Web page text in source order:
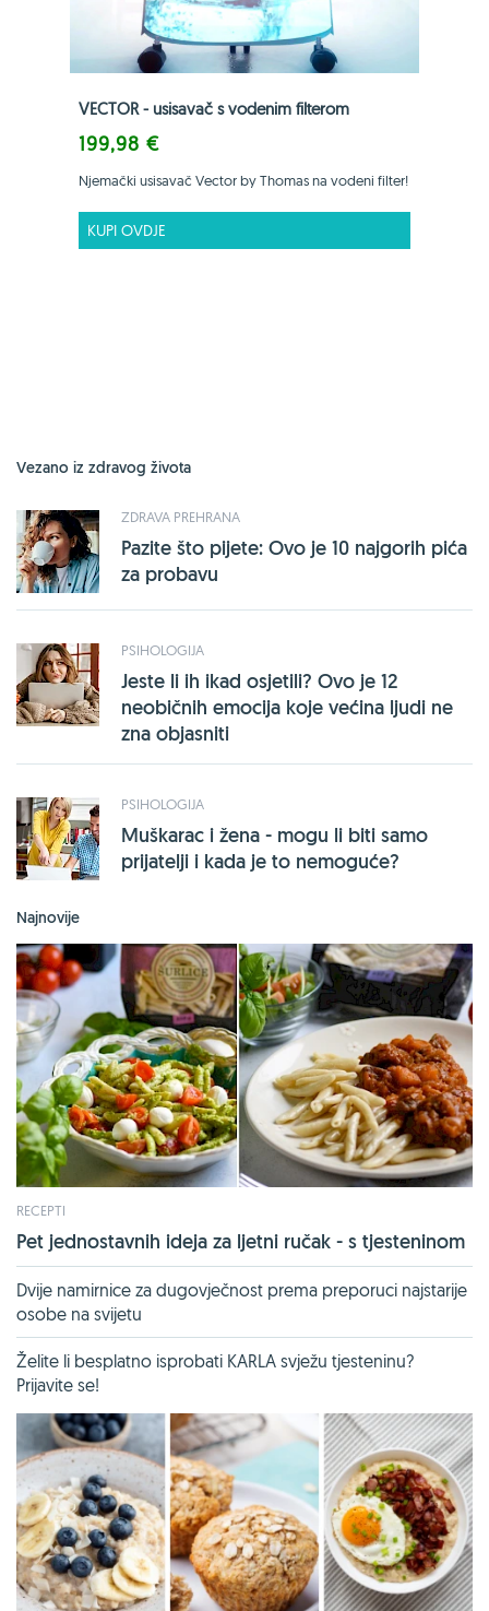
VECTOR - usisavač s vodenim filterom
199,98 €
Njemački usisavač Vector by Thomas na vodeni filter!
KUPI OVDJE
Vezano iz zdravog života
ZDRAVA PREHRANA
Pazite što pijete: Ovo je 10 najgorih pića
za probavu
PSIHOLOGIJA
Jeste li ih ikad osjetili? Ovo je 12
neobičnih emocija koje većina ljudi ne
zna objasniti
PSIHOLOGIJA
Muškarac i žena - mogu li biti samo
prijatelji i kada je to nemoguće?
Najnovije
RECEPTI
Pet jednostavnih ideja za ljetni ručak - s tjesteninom
Dvije namirnice za dugovječnost prema preporuci najstarije
osobe na svijetu
Želite li besplatno isprobati KARLA svježu tjesteninu?
Prijavite se!